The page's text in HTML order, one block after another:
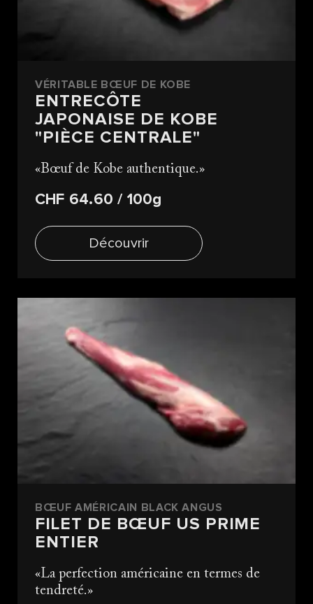
VÉRITABLE BŒUF DE KOBE
ENTRECÔTE
JAPONAISE DE KOBE
"PIÈCE CENTRALE"
Bœuf de Kobe authentique.
CHF 64.60/ 100g
Découvrir
BŒUF AMÉRICAIN BLACK ANGUS
FILET DE BŒUF US PRIME
ENTIER
La perfection américaine en termes de
tendreté.